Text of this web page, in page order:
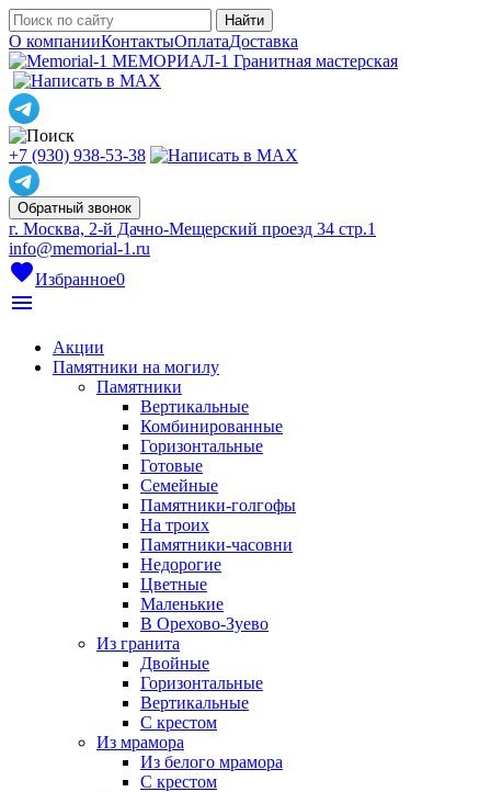
О компанииКонтактыОплатаДоставка
МЕМОРИАЛ-1 Гранитная мастерская
+7 (930) 938-53-38
Обратный звонок
г. Москва, 2-й Дачно-Мещерский проезд 34 стр.1
info@memorial-1.ru
favoriteИзбранное0
menu
Акции
Памятники на могилу
Памятники
Вертикальные
Комбинированные
Горизонтальные
Готовые
Семейные
Памятники-голгофы
На троих
Памятники-часовни
Недорогие
Цветные
Маленькие
В Орехово-Зуево
Из гранита
Двойные
Горизонтальные
Вертикальные
С крестом
Из мрамора
Из белого мрамора
С крестом